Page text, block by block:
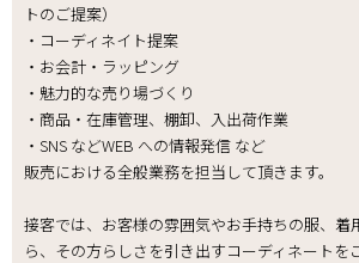
トのご提案）
・コーディネイト提案
・お会計・ラッピング
・魅力的な売り場づくり
・商品・在庫管理、棚卸、入出荷作業
・SNS などWEB への情報発信 など
販売における全般業務を担当して頂きます。
接客では、お客様の雰囲気やお手持ちの服、着
ら、その方らしさを引き出すコーディネートを